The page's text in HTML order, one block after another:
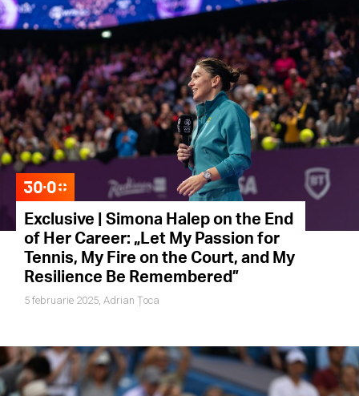
Exclusive | Simona Halep on the End
of Her Career: „Let My Passion for
Tennis, My Fire on the Court, and My
Resilience Be Remembered”
5 februarie 2025, Adrian Țoca